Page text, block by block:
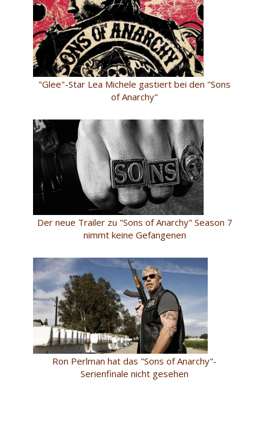
"Glee"-Star Lea Michele gastiert bei den "Sons
of Anarchy"
Der neue Trailer zu "Sons of Anarchy" Season 7
nimmt keine Gefangenen
Ron Perlman hat das "Sons of Anarchy"-
Serienfinale nicht gesehen